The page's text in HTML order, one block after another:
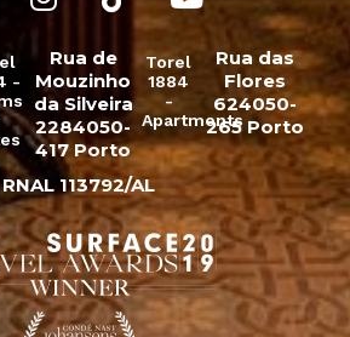
-
Rua de
Mouzinho
da Silveira
2284050-
417 Porto
Torel
1884
-
Apartments
Rua das
Flores
624050-
265 Porto
RNAL 113792/AL